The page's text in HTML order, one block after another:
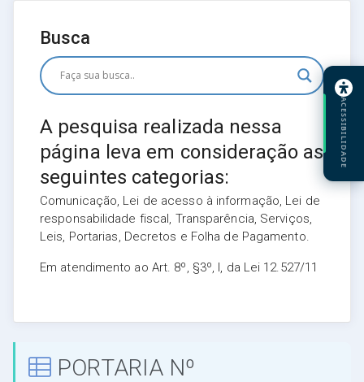
Busca
A pesquisa realizada nessa
página leva em consideração as
seguintes categorias:
Comunicação, Lei de acesso à informação, Lei de
responsabilidade fiscal, Transparência, Serviços,
Leis, Portarias, Decretos e Folha de Pagamento.
Em atendimento ao Art. 8º, §3º, I, da Lei 12.527/11
PORTARIA Nº
ACESSIBILIDADE